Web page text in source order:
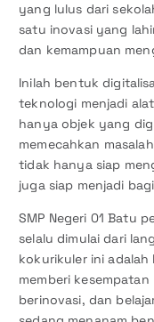
yang lulus dari
satu inovasi yang
dan kemampuan
Inilah bentuk
teknologi menjadi
hanya objek yang
memecahkan
tidak hanya siap
juga siap menjadi
SMP Negeri 01 Batu
selalu dimulai dari
kokurikuler ini
memberi
berinovasi, dan